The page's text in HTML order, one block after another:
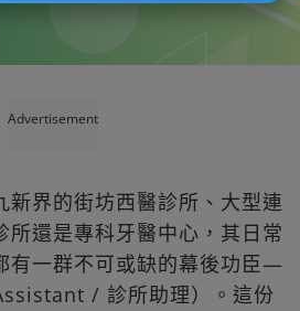
Advertisement
新界的街坊西醫診所、大型連
所還是專科牙醫中心，其日常
有一群不可或缺的幕後功臣—
/ 診所助理）。這份